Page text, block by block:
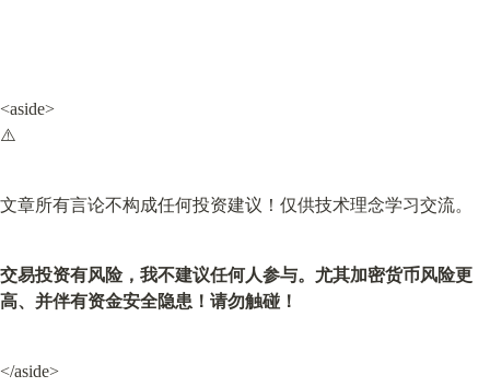
<aside>
⚠️
文章所有言论不构成任何投资建议！仅供技术理念学习交流。
交易投资有风险，我不建议任何人参与。尤其加密货币风险更
高、并伴有资金安全隐患！请勿触碰！
</aside>